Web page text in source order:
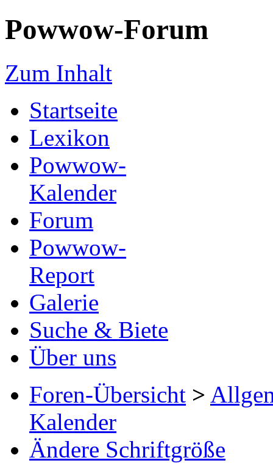
Powwow-Forum
Zum Inhalt
Startseite
Lexikon
Powwow-
Kalender
Forum
Powwow-
Report
Galerie
Suche & Biete
Über uns
Foren-Übersicht >
Kalender
Ändere Schriftgröße